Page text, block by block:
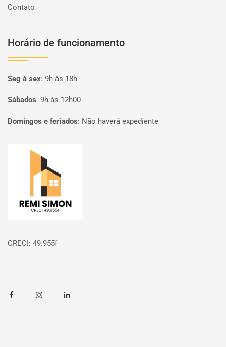
Contato
Horário de funcionamento
Seg à sex: 9h às 18h
Sábados: 9h às 12h00
Domingos e feriados: Não haverá expediente
Página inicial
CRECI: 49.955f
FacebookInstagramLinkedin